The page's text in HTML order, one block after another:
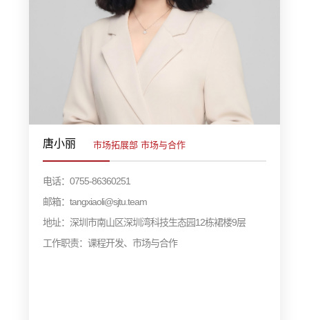
唐小丽 市场拓展部 市场与合作
电话：0755-86360251
邮箱：tangxiaoli@sjtu.team
地址：深圳市南山区深圳湾科技生态园12栋裙楼9层
工作职责：课程开发、市场与合作